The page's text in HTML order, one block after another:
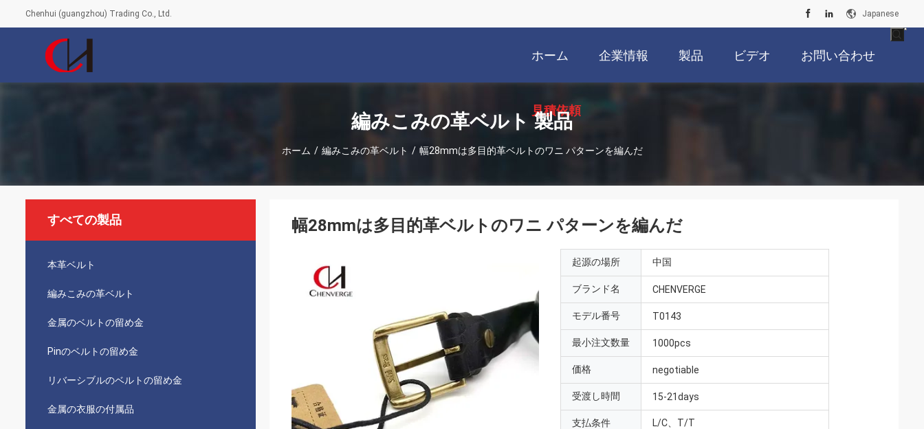
Chenhui (guangzhou) Trading Co., Ltd. Japanese
ホーム 企業情報 製品 ビデオ お問い合わせ
見積依頼
編みこみの革ベルト 製品
ホーム / 編みこみの革ベルト / 幅28mmは多目的革ベルトのワニ パターンを編んだ
すべての製品
本革ベルト
編みこみの革ベルト
金属のベルトの留め金
Pinのベルトの留め金
リバーシブルのベルトの留め金
金属の衣服の付属品
幅28mmは多目的革ベルトのワニ パターンを編んだ
起源の場所 中国
ブランド名 CHENVERGE
モデル番号 T0143
最小注文数量 1000pcs
価格 negotiable
受渡し時間 15-21days
支払条件 L/C、T/T